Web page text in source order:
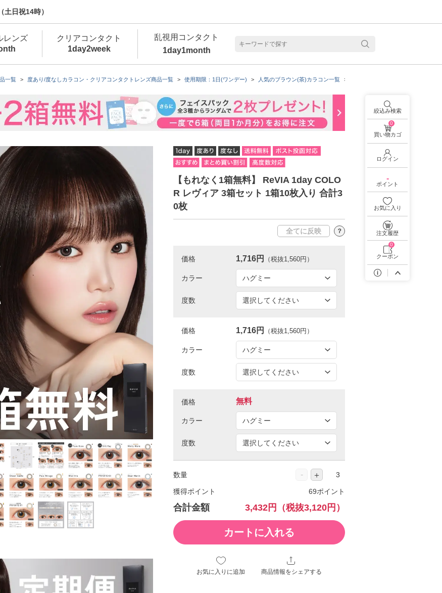
土日祝14時）
一覧 度あり/度なしカラコン・クリアコンタクトレンズ商品一覧 使用期限：1日(ワンデー) 人気のブラウン(茶)カラコン一覧
【もれなく1箱無料】 ReVIA 1day COLO
R レヴィア 3箱セット 1箱10枚入り 合計3
0枚
全てに反映 ？
価格 1,716円 （税抜1,560円）
カラー
度数
価格 1,716円 （税抜1,560円）
カラー
度数
価格 無料
カラー
度数
数量 - ＋
獲得ポイント 69ポイント
合計金額 3,432円 （税抜3,120円）
カートに入れる
お気に入りに追加 商品情報をシェアする
レンズ
クリアコンタクト
1day2week
乱視用コンタクト
1day1month
絞込み検索
0
買い物カゴ
ログイン
-
ポイント
お気に入り
注文履歴
0
クーポン
新商品
カラコン・サークルレンズ 1day 商品一覧を見る
乱視用カラコン 1day商品一覧を見る
遠近両用カラコン 1day商品一覧を見る
カラコン・サークルレンズ 2week商品一覧を見る
新商品
カラコン・サークルレンズ 1month商品一覧を見る
クリアコンタクトレンズ 1day 商品一覧を見る 乱視用カラコン 1day商品一覧を見る
クリアコンタクトレンズ 2week 商品一覧を見る
乱視用カラコン 1day商品一覧を見る
乱視用カラコン 1month商品一覧を見る